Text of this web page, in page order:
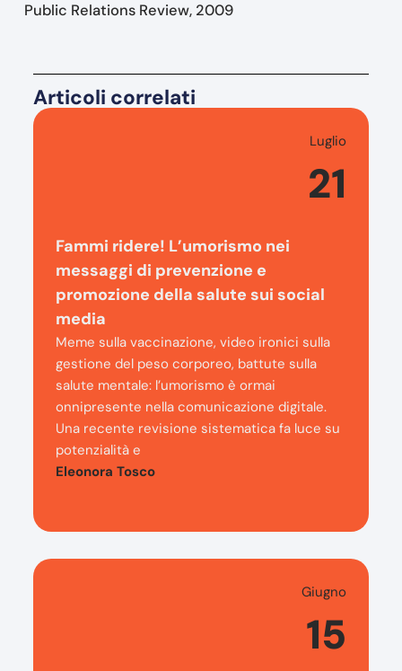
Public Relations Review, 2009
Articoli correlati
Luglio
21
Fammi ridere! L’umorismo nei
messaggi di prevenzione e
promozione della salute sui social
media
Meme sulla vaccinazione, video ironici sulla
gestione del peso corporeo, battute sulla
salute mentale: l’umorismo è ormai
onnipresente nella comunicazione digitale.
Una recente revisione sistematica fa luce su
potenzialità e
Eleonora Tosco
Giugno
15